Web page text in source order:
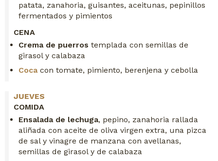
patata, zanahoria, guisantes, aceitunas, pepinillos
fermentados y pimientos
CENA
Crema de puerros templada con semillas de
girasol y calabaza
Cocacon tomate, pimiento, berenjena y cebolla
JUEVES
COMIDA
Ensalada de lechuga, pepino, zanahoria rallada
aliñada con aceite de oliva virgen extra, una pizca
de sal y vinagre de manzana con avellanas,
semillas de girasol y de calabaza